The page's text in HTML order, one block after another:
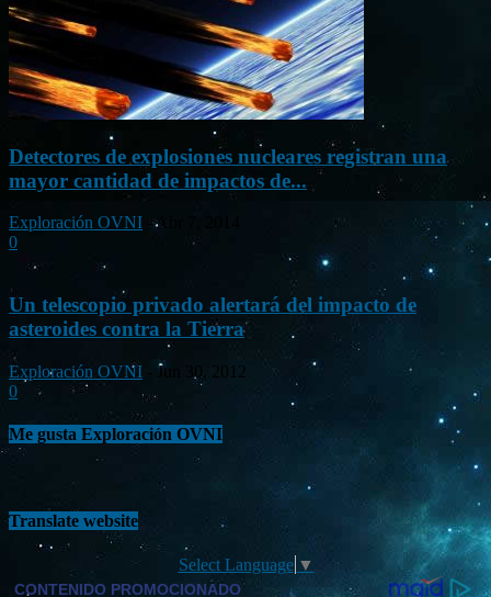
Detectores de explosiones nucleares registran una
mayor cantidad de impactos de...
Exploración OVNI - Abr 7, 2014
0
Un telescopio privado alertará del impacto de
asteroides contra la Tierra
Exploración OVNI
Jun 30, 2012
0
Me gusta Exploración OVNI
Translate website
Select Language ▼